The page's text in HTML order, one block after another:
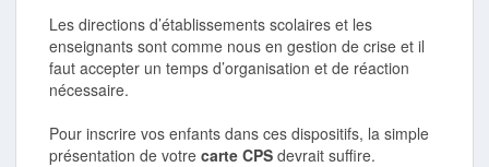
Les directions d’établissements scolaires et les
enseignants sont comme nous en gestion de crise et il
faut accepter un temps d’organisation et de réaction
nécessaire.
Pour inscrire vos enfants dans ces dispositifs, la simple
présentation de votre carte CPS devrait suffire.